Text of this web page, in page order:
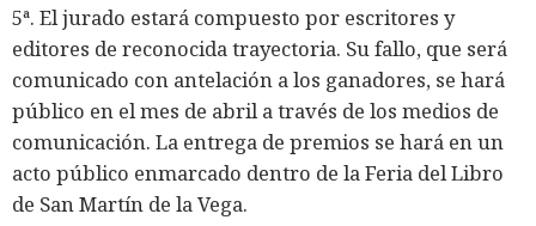
5ª. El jurado estará compuesto por escritores y
editores de reconocida trayectoria. Su fallo, que será
comunicado con antelación a los ganadores, se hará
público en el mes de abril a través de los medios de
comunicación. La entrega de premios se hará en un
acto público enmarcado dentro de la Feria del Libro
de San Martín de la Vega.